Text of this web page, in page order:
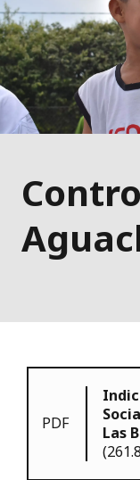
PDF
Las